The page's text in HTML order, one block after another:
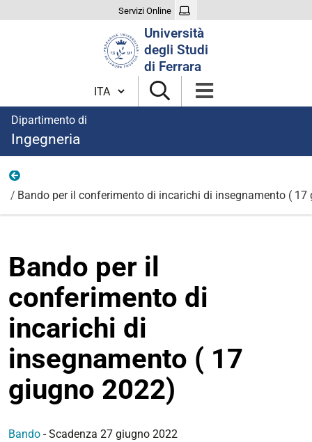
Servizi Online
Università
degli Studi
di Ferrara
Cambia lingua
Dipartimento di
Ingegneria
Bando per il conferimento di incarichi di insegnamento ( 17
Bando per il
conferimento di
incarichi di
insegnamento ( 17
giugno 2022)
Bando - Scadenza 27 giugno 2022